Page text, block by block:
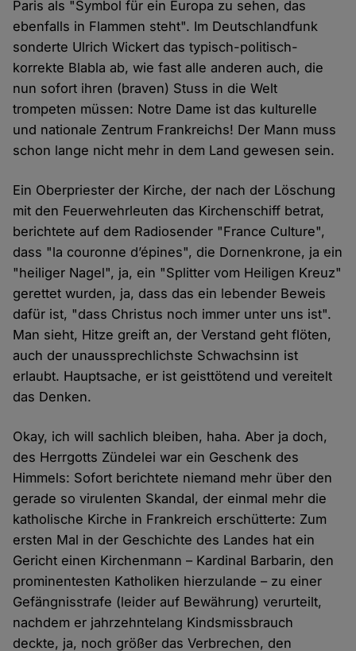
Paris als "Symbol für ein Europa zu sehen, das
ebenfalls in Flammen steht". Im Deutschlandfunk
sonderte Ulrich Wickert das typisch-politisch-
korrekte Blabla ab, wie fast alle anderen auch, die
nun sofort ihren (braven) Stuss in die Welt
trompeten müssen: Notre Dame ist das kulturelle
und nationale Zentrum Frankreichs! Der Mann muss
schon lange nicht mehr in dem Land gewesen sein.
Ein Oberpriester der Kirche, der nach der Löschung
mit den Feuerwehrleuten das Kirchenschiff betrat,
berichtete auf dem Radiosender "France Culture",
dass "la couronne d’épines", die Dornenkrone, ja ein
"heiliger Nagel", ja, ein "Splitter vom Heiligen Kreuz"
gerettet wurden, ja, dass das ein lebender Beweis
dafür ist, "dass Christus noch immer unter uns ist".
Man sieht, Hitze greift an, der Verstand geht flöten,
auch der unaussprechlichste Schwachsinn ist
erlaubt. Hauptsache, er ist geisttötend und vereitelt
das Denken.
Okay, ich will sachlich bleiben, haha. Aber ja doch,
des Herrgotts Zündelei war ein Geschenk des
Himmels: Sofort berichtete niemand mehr über den
gerade so virulenten Skandal, der einmal mehr die
katholische Kirche in Frankreich erschütterte: Zum
ersten Mal in der Geschichte des Landes hat ein
Gericht einen Kirchenmann – Kardinal Barbarin, den
prominentesten Katholiken hierzulande – zu einer
Gefängnisstrafe (leider auf Bewährung) verurteilt,
nachdem er jahrzehntelang Kindsmissbrauch
deckte, ja, noch größer das Verbrechen, den